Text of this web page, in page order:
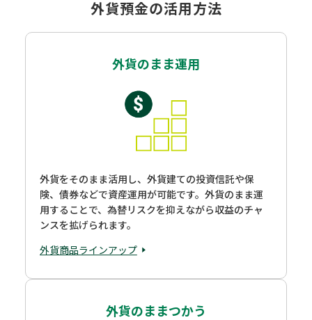
外貨預金の活用方法
外貨のまま運用
外貨をそのまま活用し、外貨建ての投資信託や保
険、債券などで資産運用が可能です。外貨のまま運
用することで、為替リスクを抑えながら収益のチャ
ンスを拡げられます。
外貨商品ラインアップ
外貨のままつかう